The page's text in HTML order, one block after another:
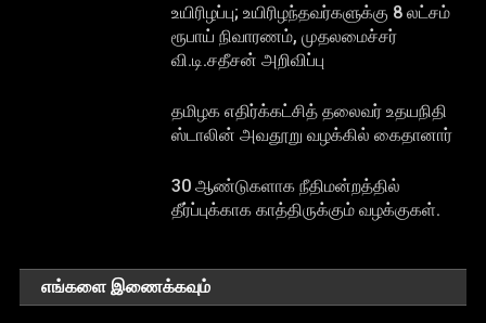
உயிரிழப்பு; உயிரிழந்தவர்களுக்கு 8 லட்சம்
ரூபாய் நிவாரணம், முதலமைச்சர்
வி.டி.சதீசன் அறிவிப்பு
தமிழக எதிர்க்கட்சித் தலைவர் உதயநிதி
ஸ்டாலின் அவதூறு வழக்கில் கைதானார்
30 ஆண்டுகளாக நீதிமன்றத்தில்
தீர்ப்புக்காக காத்திருக்கும் வழக்குகள்.
எங்களை இணைக்கவும்